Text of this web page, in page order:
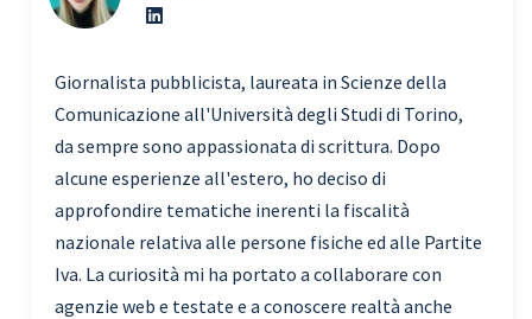
Giornalista pubblicista, laureata in Scienze della
Comunicazione all'Università degli Studi di Torino,
da sempre sono appassionata di scrittura. Dopo
alcune esperienze all'estero, ho deciso di
approfondire tematiche inerenti la fiscalità
nazionale relativa alle persone fisiche ed alle Partite
Iva. La curiosità mi ha portato a collaborare con
agenzie web e testate e a conoscere realtà anche